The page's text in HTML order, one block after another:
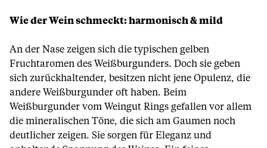
Wie der Wein schmeckt: harmonisch & mild
An der Nase zeigen sich die typischen gelben
Fruchtaromen des Weißburgunders. Doch sie geben
sich zurückhaltender, besitzen nicht jene Opulenz, die
andere Weißburgunder oft haben. Beim
Weißburgunder vom Weingut Rings gefallen vor allem
die mineralischen Töne, die sich am Gaumen noch
deutlicher zeigen. Sie sorgen für Eleganz und